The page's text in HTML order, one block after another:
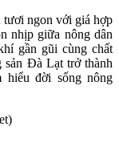
tươi ngon với giá hợp
nhịp giữa nông dân
gần gũi cùng chất
sản Đà Lạt trở thành
hiểu đời sống nông